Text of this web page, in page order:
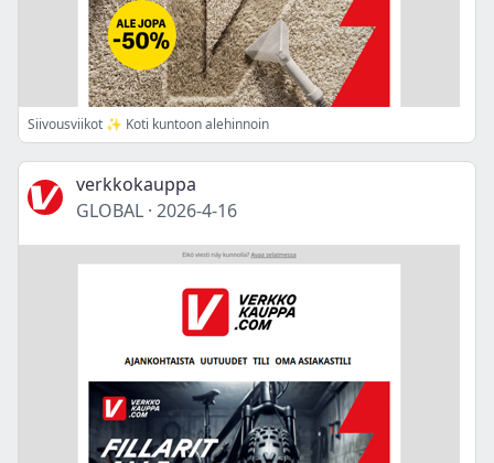
Siivousviikot ✨ Koti kuntoon alehinnoin
verkkokauppa
GLOBAL · 2026-4-16